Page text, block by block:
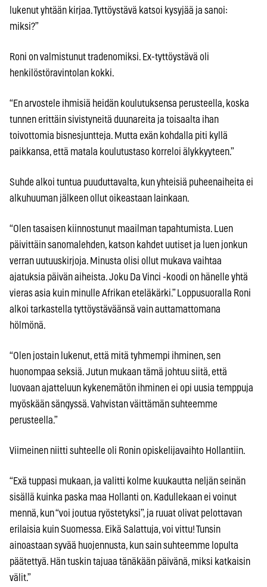
lukenut yhtään kirjaa. Tyttöystävä katsoi kysyjää ja sanoi:
miksi?”
Roni on valmistunut tradenomiksi. Ex-tyttöystävä oli
henkilöstöravintolan kokki.
“En arvostele ihmisiä heidän koulutuksensa perusteella, koska
tunnen erittäin sivistyneitä duunareita ja toisaalta ihan
toivottomia bisnesjuntteja. Mutta exän kohdalla piti kyllä
paikkansa, että matala koulutustaso korreloi älykkyyteen.”
Suhde alkoi tuntua puuduttavalta, kun yhteisiä puheenaiheita ei
alkuhuuman jälkeen ollut oikeastaan lainkaan.
“Olen tasaisen kiinnostunut maailman tapahtumista. Luen
päivittäin sanomalehden, katson kahdet uutiset ja luen jonkun
verran uutuuskirjoja. Minusta olisi ollut mukava vaihtaa
ajatuksia päivän aiheista. Joku Da Vinci -koodi on hänelle yhtä
vieras asia kuin minulle Afrikan eteläkärki.” Loppusuoralla Roni
alkoi tarkastella tyttöystäväänsä vain auttamattomana
hölmönä.
“Olen jostain lukenut, että mitä tyhmempi ihminen, sen
huonompaa seksiä. Jutun mukaan tämä johtuu siitä, että
luovaan ajatteluun kykenemätön ihminen ei opi uusia temppuja
myöskään sängyssä. Vahvistan väittämän suhteemme
perusteella.”
Viimeinen niitti suhteelle oli Ronin opiskelijavaihto Hollantiin.
“Exä tuppasi mukaan, ja valitti kolme kuukautta neljän seinän
sisällä kuinka paska maa Hollanti on. Kadullekaan ei voinut
mennä, kun “voi joutua ryöstetyksi”, ja ruuat olivat pelottavan
erilaisia kuin Suomessa. Eikä Salattuja, voi vittu! Tunsin
ainoastaan syvää huojennusta, kun sain suhteemme lopulta
päätettyä. Hän tuskin tajuaa tänäkään päivänä, miksi katkaisin
välit.”